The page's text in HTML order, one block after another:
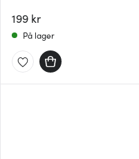
199 kr
På lager